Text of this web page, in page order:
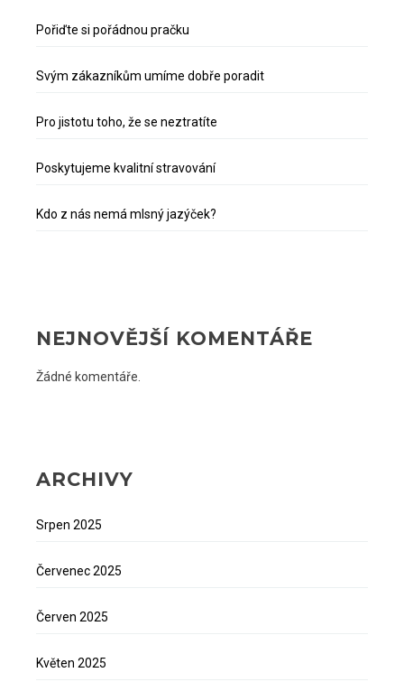
Pořiďte si pořádnou pračku
Svým zákazníkům umíme dobře poradit
Pro jistotu toho, že se neztratíte
Poskytujeme kvalitní stravování
Kdo z nás nemá mlsný jazýček?
NEJNOVĚJŠÍ KOMENTÁŘE
Žádné komentáře.
ARCHIVY
Srpen 2025
Červenec 2025
Červen 2025
Květen 2025